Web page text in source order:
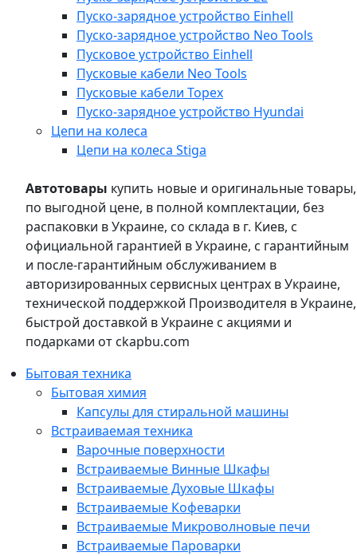
Пуско-зарядное устройство Einhell
Пуско-зарядное устройство Neo Tools
Пусковое устройство Einhell
Пусковые кабели Neo Tools
Пусковые кабели Topex
Пуско-зарядное устройство Hyundai
Цепи на колеса
Цепи на колеса Stiga
Автотовары купить новые и оригинальные товары,
по выгодной цене, в полной комплектации, без
распаковки в Украине, со склада в г. Киев, с
официальной гарантией в Украине, с гарантийным
и после-гарантийным обслуживанием в
авторизированных сервисных центрах в Украине,
технической поддержкой Производителя в Украине,
быстрой доставкой в Украине с акциями и
подарками от ckapbu.com
Бытовая техника
Бытовая химия
Капсулы для стиральной машины
Встраиваемая техника
Варочные поверхности
Встраиваемые Винные Шкафы
Встраиваемые Духовые Шкафы
Встраиваемые Кофеварки
Встраиваемые Микроволновые печи
Встраиваемые Пароварки